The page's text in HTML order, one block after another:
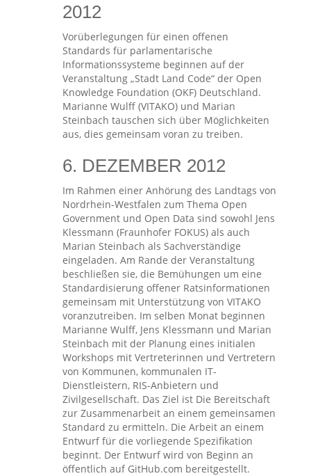
2012
Vorüberlegungen für einen offenen
Standards für parlamentarische
Informationssysteme beginnen auf der
Veranstaltung „Stadt Land Code“ der Open
Knowledge Foundation (OKF) Deutschland.
Marianne Wulff (VITAKO) und Marian
Steinbach tauschen sich über Möglichkeiten
aus, dies gemeinsam voran zu treiben.
6. DEZEMBER 2012
Im Rahmen einer Anhörung des Landtags von
Nordrhein-Westfalen zum Thema Open
Government und Open Data sind sowohl Jens
Klessmann (Fraunhofer FOKUS) als auch
Marian Steinbach als Sachverständige
eingeladen. Am Rande der Veranstaltung
beschließen sie, die Bemühungen um eine
Standardisierung offener Ratsinformationen
gemeinsam mit Unterstützung von VITAKO
voranzutreiben. Im selben Monat beginnen
Marianne Wulff, Jens Klessmann und Marian
Steinbach mit der Planung eines initialen
Workshops mit Vertreterinnen und Vertretern
von Kommunen, kommunalen IT-
Dienstleistern, RIS-Anbietern und
Zivilgesellschaft. Das Ziel ist Die Bereitschaft
zur Zusammenarbeit an einem gemeinsamen
Standard zu ermitteln. Die Arbeit an einem
Entwurf für die vorliegende Spezifikation
beginnt. Der Entwurf wird von Beginn an
öffentlich auf GitHub.com bereitgestellt.